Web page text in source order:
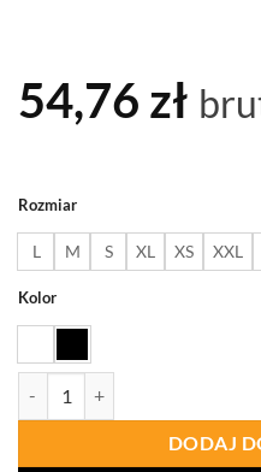
54,76 zł
Rozmiar
L M S XL XS XXL
Kolor
DODAJ